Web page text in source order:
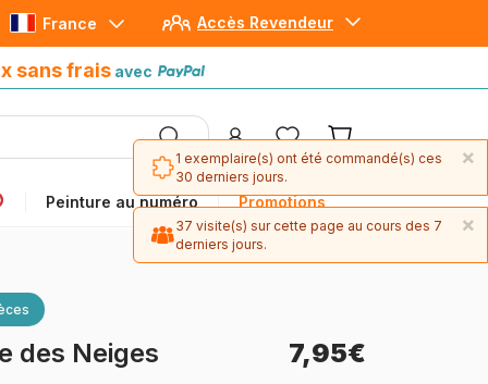
Accès Revendeur
France
sans frais avec
Peinture au numéro Promotions
avec Paypal
des Neiges 7,95€
×
1 exemplaire(s) ont été commandé(s) ces
30 derniers jours.
×
37 visite(s) sur cette page au cours des 7
derniers jours.